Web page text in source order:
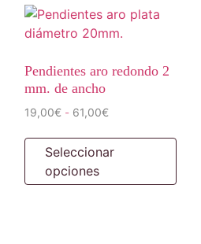
Pendientes aro redondo 2
mm. de ancho
19,00€ - 61,00€
Seleccionar
opciones